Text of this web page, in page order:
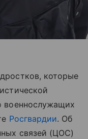
которые
военнослужащих
Росгвардии. Об
связей (ЦОС)